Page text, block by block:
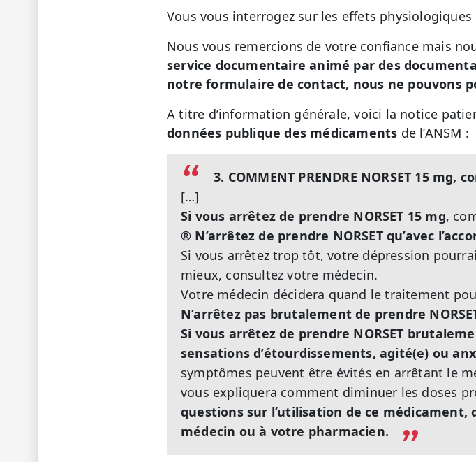
Vous vous interrogez sur les effets
Nous vous remercions de votre confiance mais
service documentaire animé par des
notre formulaire de contact, nous ne pouvons
A titre d’information générale, voici la notice
données publique des médicaments de l’ANSM :
3. COMMENT PRENDRE NORSET 15 mg,
[…]
Si vous arrêtez de prendre NORSET 15 mg,
® N’arrêtez de prendre NORSET qu’avec
Si vous arrêtez trop tôt, votre dépression
mieux, consultez votre médecin.
Votre médecin décidera quand le traitement
N’arrêtez pas brutalement de prendre
Si vous arrêtez de prendre NORSET
sensations d’étourdissements, agité(e) ou
symptômes peuvent être évités en arrêtant le
vous expliquera comment diminuer les doses
questions sur l’utilisation de ce médicament,
médecin ou à votre pharmacien.